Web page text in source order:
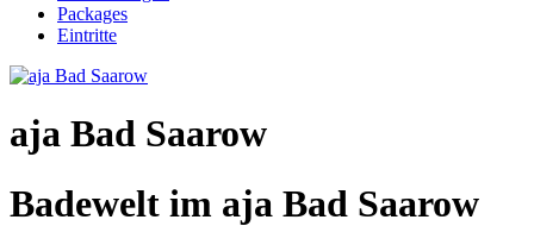
Packages
Eintritte
aja Bad Saarow
Badewelt im aja Bad Saarow